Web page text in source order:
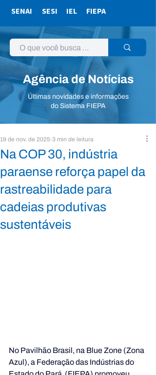
SENAI SESI IEL FIEPA
Agência de Notícias
Últimas novidades e informações
do Sistema FIEPA
Na COP 30, indústria
paraense reforça papel da
rastreabilidade para
cadeias produtivas
sustentáveis
19 de nov. de 2025 3 min de leitura
No Pavilhão Brasil, na Blue Zone (Zona
Azul), a Federação das Indústrias do